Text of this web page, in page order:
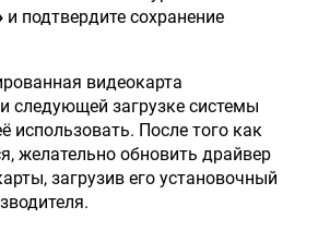
и подтвердите сохранение
видеокарта
следующей загрузке системы
использовать. После того как
желательно обновить драйвер
загрузив его установочный